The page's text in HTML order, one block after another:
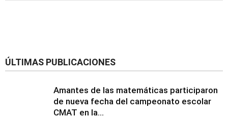
ÚLTIMAS PUBLICACIONES
Amantes de las matemáticas participaron
de nueva fecha del campeonato escolar
CMAT en la...